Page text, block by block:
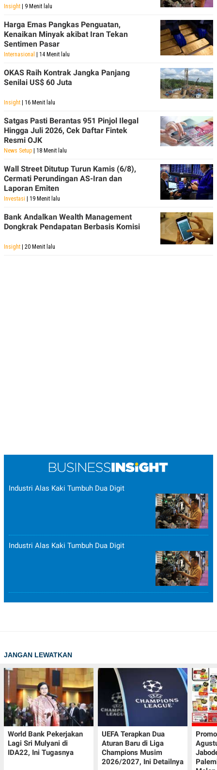
Insight | 9 Menit lalu
Harga Emas Pangkas Penguatan,
Kenaikan Minyak akibat Iran Tekan
Sentimen Pasar
Internasional | 14 Menit lalu
OKAS Raih Kontrak Jangka Panjang
Senilai US$ 60 Juta
Insight | 16 Menit lalu
Satgas Pasti Berantas 951 Pinjol Ilegal
Hingga Juli 2026, Cek Daftar Fintek
Resmi OJK
News Setup | 18 Menit lalu
Wall Street Ditutup Turun Kamis (6/8),
Cermati Perundingan AS-Iran dan
Laporan Emiten
Investasi | 19 Menit lalu
Bank Andalkan Wealth Management
Dongkrak Pendapatan Berbasis Komisi
Insight | 20 Menit lalu
Industri Alas Kaki Tumbuh Dua Digit
Industri Alas Kaki Tumbuh Dua Digit
JANGAN LEWATKAN
World Bank Pekerjakan
Lagi Sri Mulyani di
IDA22, Ini Tugasnya
UEFA Terapkan Dua
Aturan Baru di Liga
Champions Musim
2026/2027, Ini Detailnya